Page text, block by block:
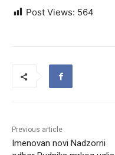
Post Views: 564
Previous article
Imenovan novi Nadzorni